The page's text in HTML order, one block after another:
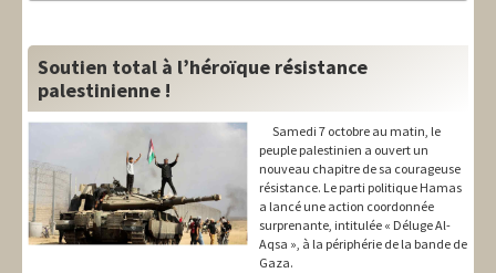
Soutien total à l’héroïque résistance
palestinienne !
Samedi 7 octobre au matin, le
peuple palestinien a ouvert un
nouveau chapitre de sa courageuse
résistance. Le parti politique Hamas
a lancé une action coordonnée
surprenante, intitulée « Déluge Al-
Aqsa », à la périphérie de la bande de
Gaza.